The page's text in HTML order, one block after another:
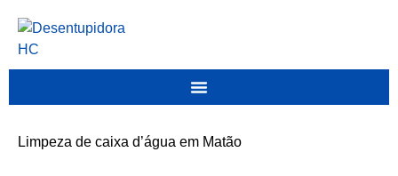
Limpeza de caixa d’água em Matão